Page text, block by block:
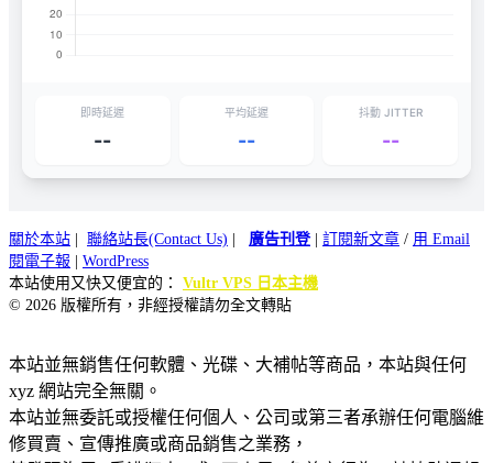
即時延遲
--
平均延遲
--
抖動 JITTER
--
關於本站 聯絡站長(Contact Us) 廣告刊登| 訂閱新文章 / 用 Email
閱電子報
WordPress
本站使用又快又便宜的： Vultr VPS 日本主機
© 2026 版權所有，非經授權請勿全文轉貼
本站並無銷售任何軟體、光碟、大補帖等商品，本站與任何
xyz 網站完全無關。
本站並無委託或授權任何個人、公司或第三者承辦任何電腦維
修買賣、宣傳推廣或商品銷售之業務，